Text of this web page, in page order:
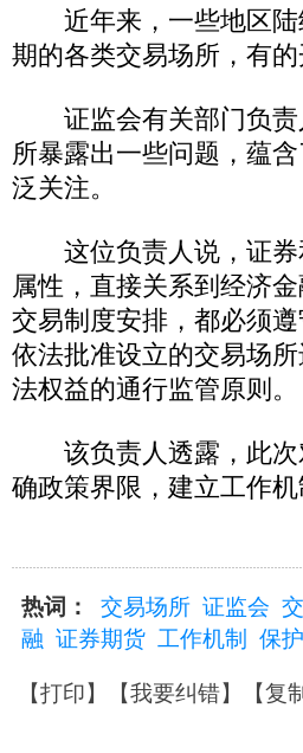
近年来，一些地区陆
期的各类交易场所，有
证监会有关部门负责
所暴露出一些问题，蕴
泛关注。
这位负责人说，证券
属性，直接关系到经济
交易制度安排，都必须
依法批准设立的交易场
法权益的通行监管原则。
该负责人透露，此次
确政策界限，建立工作机
热词： 交易场所 证监会
融 证券期货 工作机制 保
【打印】【我要纠错】【复